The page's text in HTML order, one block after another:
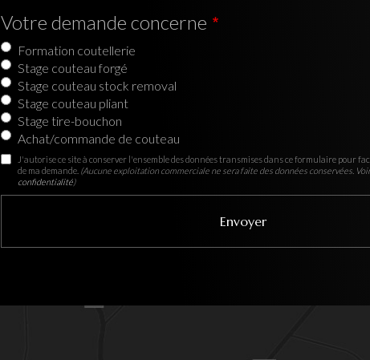
Votre demande concerne
Formation coutellerie
Stage couteau forgé
Stage couteau stock removal
Stage couteau pliant
Stage tire-bouchon
Achat/commande de couteau
J'autorise ce site à conserver l'ensemble des données transmises dans ce formulaire pour
de ma demande. (Aucune exploitation commerciale ne sera faite des données conservées.
confidentialité)